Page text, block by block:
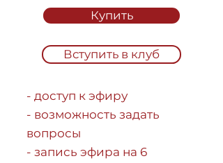
Купить
Вступить в клуб
- доступ к эфиру
- возможность задать
вопросы
- запись эфира на 6